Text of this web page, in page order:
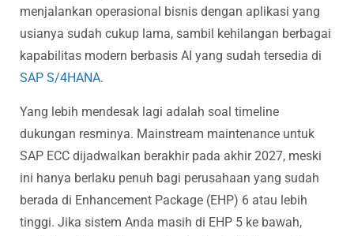
menjalankan operasional bisnis dengan aplikasi yang
usianya sudah cukup lama, sambil kehilangan berbagai
kapabilitas modern berbasis AI yang sudah tersedia di
SAP S/4HANA.
Yang lebih mendesak lagi adalah soal timeline
dukungan resminya. Mainstream maintenance untuk
SAP ECC dijadwalkan berakhir pada akhir 2027, meski
ini hanya berlaku penuh bagi perusahaan yang sudah
berada di Enhancement Package (EHP) 6 atau lebih
tinggi. Jika sistem Anda masih di EHP 5 ke bawah,